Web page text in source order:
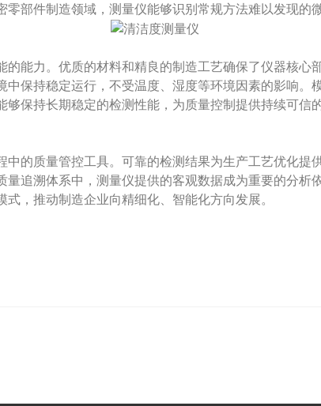
部件制造领域，测量仪能够识别常规方法难以发现的
力。优质的材料和精良的制造工艺确保了仪器核心
保持稳定运行，不受温度、湿度等环境因素的影响。
保持长期稳定的检测性能，为质量控制提供持续可信
中的质量管控工具。可靠的检测结果为生产工艺优化
追溯体系中，测量仪提供的客观数据成为重要的分析
，推动制造企业向精细化、智能化方向发展。